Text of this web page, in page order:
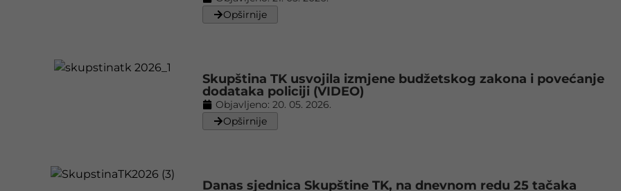
Opširnije
Skupština TK usvojila izmjene budžetskog zakona i povećanje
dodataka policiji (VIDEO)
Objavljeno:20. 05. 2026.
Opširnije
Danas sjednica Skupštine TK, na dnevnom redu 25 tačaka